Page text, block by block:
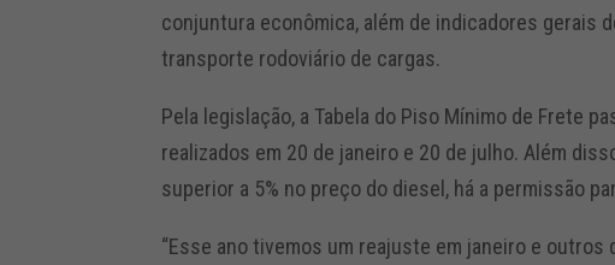
conjuntura econômica, além de indicadores gerais
transporte rodoviário de cargas.
Pela legislação, a Tabela do Piso Mínimo de Frete
realizados em 20 de janeiro e 20 de julho. Além
superior a 5% no preço do diesel, há a permissão
“Esse ano tivemos um reajuste em janeiro e